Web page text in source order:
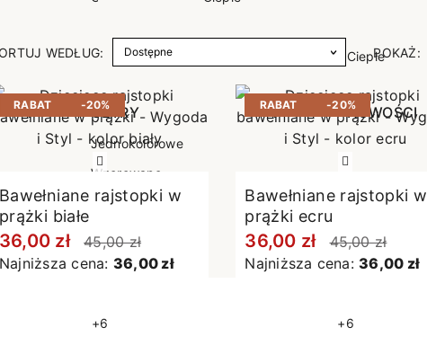
NOWOŚCI OPAKOWANIA
XL
Do spania
Rozmiar XL
Ciepłe
GETRY
Jednokolorowe
Wzorowane
NOWOŚCI
WEDŁUG: POKAŻ:
RABAT -20%
Bawełniane rajstopki w
prążki białe
36,00 zł
45,00 zł
Najniższa cena: 36,00 zł
+6
RABAT -20%
Bawełniane rajstopki w
prążki ecru
36,00 zł
45,00 zł
Najniższa cena: 36,00 zł
+6